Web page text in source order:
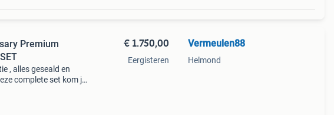
Premium
, alles geseald en
complete set kom je
€ 1.750,00
Eergisteren
Vermeulen88
Helmond